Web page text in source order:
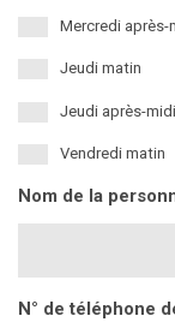
Mercredi après-
Jeudi matin
Jeudi après-midi
Vendredi matin
Nom de la
N° de téléphone